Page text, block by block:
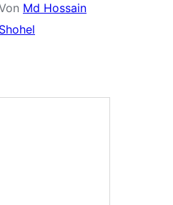
Md Hossain
Shohel